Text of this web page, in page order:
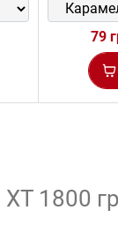
79
1800